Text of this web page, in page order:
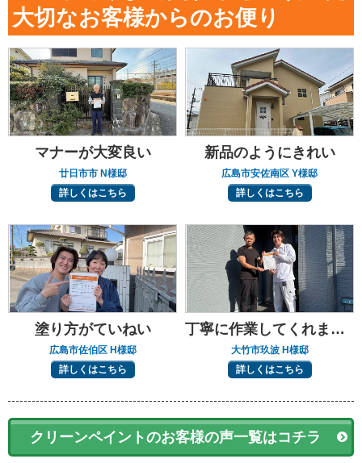
大切なお客様からのお便り
マナーが大変良い
廿日市市 N様邸
詳しくはこちら
新品のようにきれい
広島市安佐南区 Y様邸
詳しくはこちら
塗り方がていねい
広島市佐伯区 H様邸
詳しくはこちら
丁寧に作業してくれました
大竹市玖波 H様邸
詳しくはこちら
クリーンペイントのお客様の声一覧はコチラ